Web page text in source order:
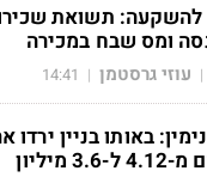
להשקעה: תשואת
ומס שבח במכירה
| עוזי גרסטמן |
14:41
באותו בניין ירדו
3.6 מיליון